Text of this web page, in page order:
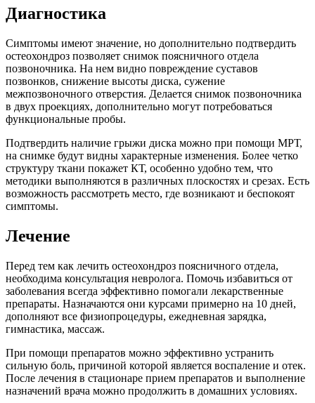
Диагностика
Симптомы имеют значение, но дополнительно подтвердить
остеохондроз позволяет снимок поясничного отдела
позвоночника. На нем видно повреждение суставов
позвонков, снижение высоты диска, сужение
межпозвоночного отверстия. Делается снимок позвоночника
в двух проекциях, дополнительно могут потребоваться
функциональные пробы.
Подтвердить наличие грыжи диска можно при помощи МРТ,
на снимке будут видны характерные изменения. Более четко
структуру ткани покажет КТ, особенно удобно тем, что
методики выполняются в различных плоскостях и срезах. Есть
возможность рассмотреть место, где возникают и беспокоят
симптомы.
Лечение
Перед тем как лечить остеохондроз поясничного отдела,
необходима консультация невролога. Помочь избавиться от
заболевания всегда эффективно помогали лекарственные
препараты. Назначаются они курсами примерно на 10 дней,
дополняют все физиопроцедуры, ежедневная зарядка,
гимнастика, массаж.
При помощи препаратов можно эффективно устранить
сильную боль, причиной которой является воспаление и отек.
После лечения в стационаре прием препаратов и выполнение
назначений врача можно продолжить в домашних условиях.